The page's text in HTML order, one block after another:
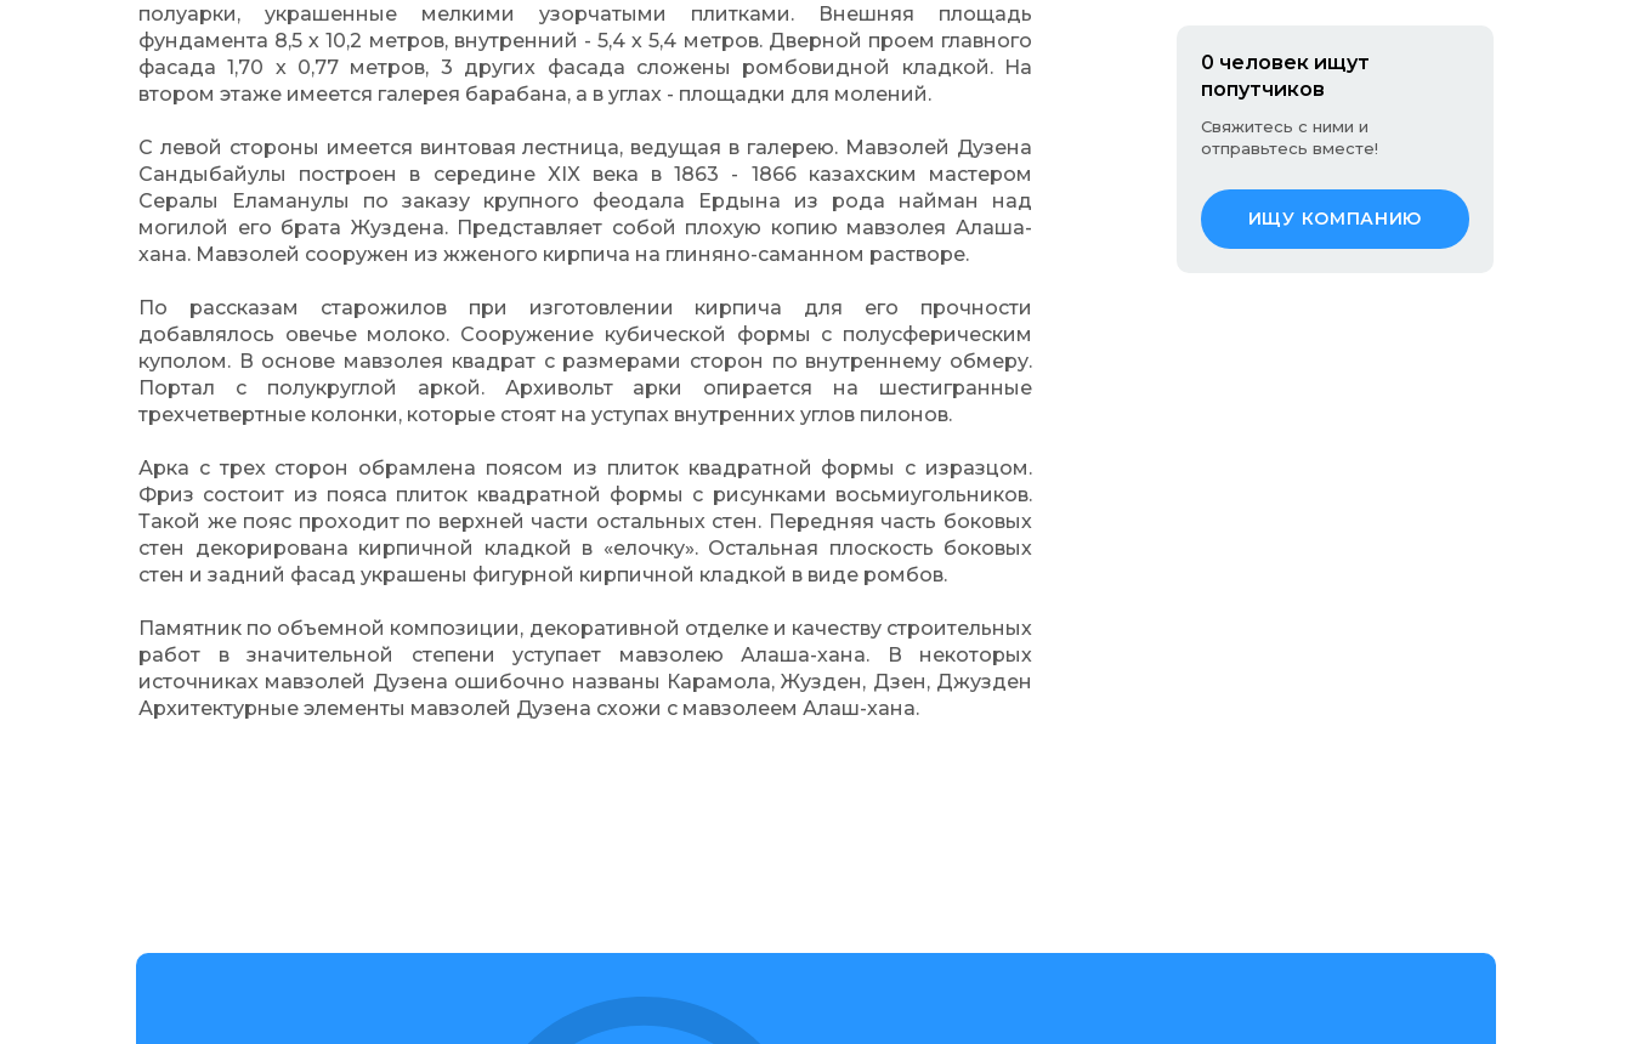
полуарки, украшенные мелкими узорчатыми плитками. Внешняя площадь
фундамента 8,5 х 10,2 метров, внутренний - 5,4 х 5,4 метров. Дверной проем главного
фасада 1,70 х 0,77 метров, 3 других фасада сложены ромбовидной кладкой. На
втором этаже имеется галерея барабана, а в углах - площадки для молений.
С левой стороны имеется винтовая лестница, ведущая в галерею. Мавзолей Дузена
Сандыбайулы построен в середине XIX века в 1863 - 1866 казахским мастером
Сералы Еламанулы по заказу крупного феодала Ердына из рода найман над
могилой его брата Жуздена. Представляет собой плохую копию мавзолея Алаша-
хана. Мавзолей сооружен из жженого кирпича на глиняно-саманном растворе.
По рассказам старожилов при изготовлении кирпича для его прочности
добавлялось овечье молоко. Сооружение кубической формы с полусферическим
куполом. В основе мавзолея квадрат с размерами сторон по внутреннему обмеру.
Портал с полукруглой аркой. Архивольт арки опирается на шестигранные
трехчетвертные колонки, которые стоят на уступах внутренних углов пилонов.
Арка с трех сторон обрамлена поясом из плиток квадратной формы с изразцом.
Фриз состоит из пояса плиток квадратной формы с рисунками восьмиугольников.
Такой же пояс проходит по верхней части остальных стен. Передняя часть боковых
стен декорирована кирпичной кладкой в «елочку». Остальная плоскость боковых
стен и задний фасад украшены фигурной кирпичной кладкой в виде ромбов.
Памятник по объемной композиции, декоративной отделке и качеству строительных
работ в значительной степени уступает мавзолею Алаша-хана. В некоторых
источниках мавзолей Дузена ошибочно названы Карамола, Жузден, Дзен, Джузден
Архитектурные элементы мавзолей Дузена схожи с мавзолеем Алаш-хана.
0 человек ищут
попутчиков
Свяжитесь с ними и
отправьтесь вместе!
ИЩУ КОМПАНИЮ